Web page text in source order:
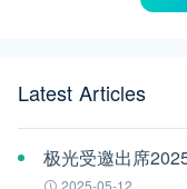
Latest Articles